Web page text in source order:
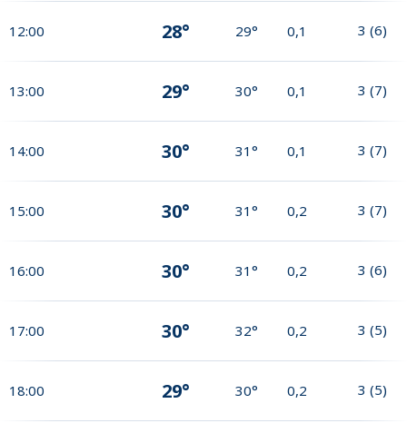
12:00 28° 29° 0,1 3 (6)
13:00 29° 30° 0,1 3 (7)
14:00 30° 31° 0,1 3 (7)
15:00 30° 31° 0,2 3 (7)
16:00 30° 31° 0,2 3 (6)
17:00 30° 32° 0,2 3 (5)
18:00 29° 30° 0,2 3 (5)